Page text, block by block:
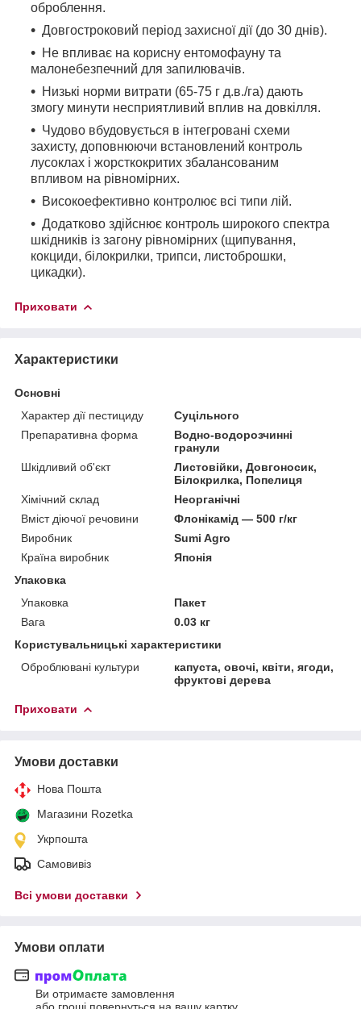
оброблення.
Довгостроковий період захисної дії (до 30 днів).
Не впливає на корисну ентомофауну та
малонебезпечний для запилювачів.
Низькі норми витрати (65-75 г д.в./га) дають
змогу минути несприятливий вплив на довкілля.
Чудово вбудовується в інтегровані схеми
захисту, доповнюючи встановлений контроль
лусоклах і жорсткокритих збалансованим
впливом на рівномірних.
Високоефективно контролює всі типи лій.
Додатково здійснює контроль широкого спектра
шкідників із загону рівномірних (щипування,
кокциди, білокрилки, трипси, листоброшки,
цикадки).
Приховати
Характеристики
Основні
Характер дії пестициду
Суцільного
Препаративна форма
Водно-водорозчинні
гранули
Шкідливий об'єкт
Листовійки, Довгоносик,
Білокрилка, Попелиця
Хімічний склад
Неорганічні
Вміст діючої речовини
Флонікамід — 500 г/кг
Виробник
Sumi Agro
Країна виробник
Японія
Упаковка
Упаковка
Пакет
Вага
0.03 кг
Користувальницькі характеристики
Оброблювані культури
капуста, овочі, квіти, ягоди,
фруктові дерева
Приховати
Умови доставки
Нова Пошта
Магазини Rozetka
Укрпошта
Самовивіз
Всі умови доставки
Умови оплати
Ви отримаєте замовлення